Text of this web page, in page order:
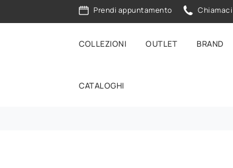
Prendi appuntamento Chiamaci
COLLEZIONI OUTLET BRAND
CATALOGHI